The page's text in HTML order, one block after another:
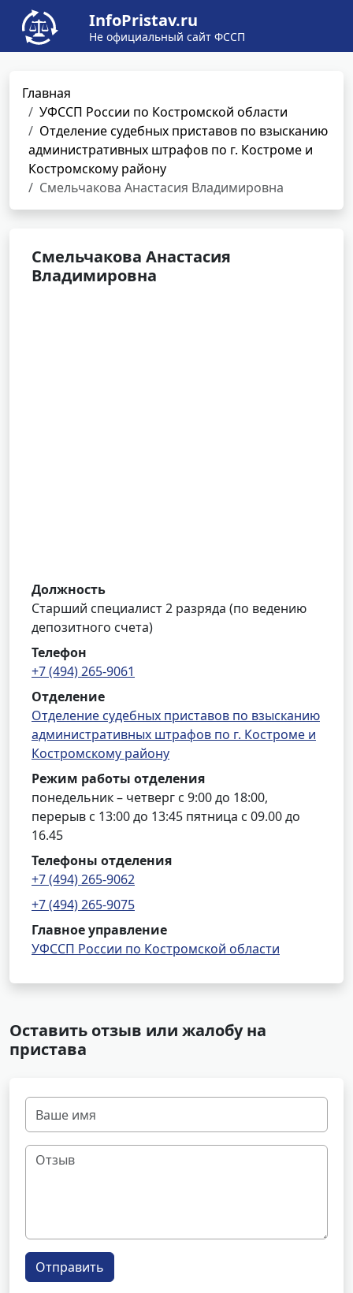
InfoPristav.ru
Не официальный сайт ФССП
Главная
УФССП России по Костромской области
Отделение судебных приставов по взысканию
административных штрафов по г. Костроме и
Костромскому району
Смельчакова Анастасия Владимировна
Смельчакова Анастасия
Владимировна
Должность
Старший специалист 2 разряда (по ведению
депозитного счета)
Телефон
+7 (494) 265-9061
Отделение
Отделение судебных приставов по взысканию
административных штрафов по г. Костроме и
Костромскому району
Режим работы отделения
понедельник – четверг с 9:00 до 18:00,
перерыв с 13:00 до 13:45 пятница с 09.00 до
16.45
Телефоны отделения
+7 (494) 265-9062
+7 (494) 265-9075
Главное управление
УФССП России по Костромской области
Оставить отзыв или жалобу на
пристава
Отправить